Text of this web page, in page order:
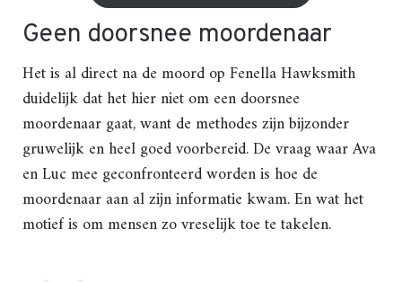
Geen doorsnee moordenaar
Het is al direct na de moord op Fenella Hawksmith
duidelijk dat het hier niet om een doorsnee
moordenaar gaat, want de methodes zijn bijzonder
gruwelijk en heel goed voorbereid. De vraag waar Ava
en Luc mee geconfronteerd worden is hoe de
moordenaar aan al zijn informatie kwam. En wat het
motief is om mensen zo vreselijk toe te takelen.